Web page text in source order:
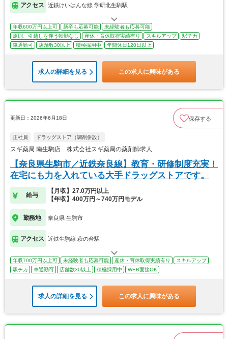
アクセス 近鉄けいはんな線 学研北生駒駅
年収600万円以上可 新卒も応募可能
未経験者も応募可能
原則、引越しを伴う転勤なし
産休・育休取得実績有り スキルアップ
駅チカ
車通勤可
店舗数30以上 積極採用中 年間休日120日以上
求人の詳細を見る この求人に興味がある
更新日：2026年6月18日 保存する
正社員 ドラッグストア（調剤併設）
スギ薬局 南生駒店 株式会社スギ薬局の薬剤師求人
【奈良県生駒市／近鉄奈良線】教育・研修制度充実！
在宅にも力を入れている大手ドラッグストアです。
給与
【月収】27.0万円以上
【年収】400万円～740万円モデル
勤務地 奈良県 生駒市
アクセス 近鉄生駒線 萩の台駅
年収700万円以上可 未経験者も応募可能 産休・育休取得実績有り
スキルアップ
駅チカ
車通勤可 店舗数30以上 積極採用中 WEB面接OK
求人の詳細を見る この求人に興味がある